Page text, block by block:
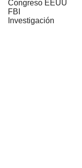
Congreso EEUU
FBI
Investigación